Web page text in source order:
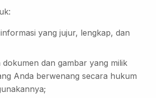
yang jujur, lengkap, dan
dokumen dan gambar yang milik
Anda berwenang secara hukum